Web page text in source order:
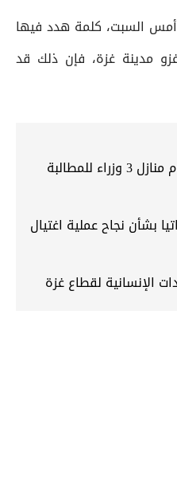
السبت، كلمة هدد فيها
مدينة غزة، فإن ذلك قد
إعلام إسرائيلي: مظاهرات أمام منازل 3 وزراء للمطالبة
بشأن نجاح عملية اغتيال